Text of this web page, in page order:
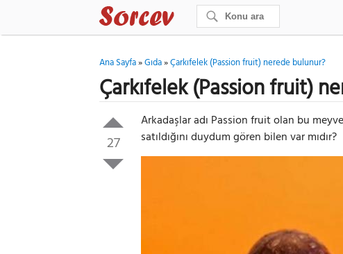
Ana Sayfa»Gıda»Çarkıfelek (Passion fruit) nerede bulunur?
Çarkıfelek (Passion fruit)
27
Arkadaşlar adı Passion fruit olan bu
satıldığını duydum gören bilen var mıdır?